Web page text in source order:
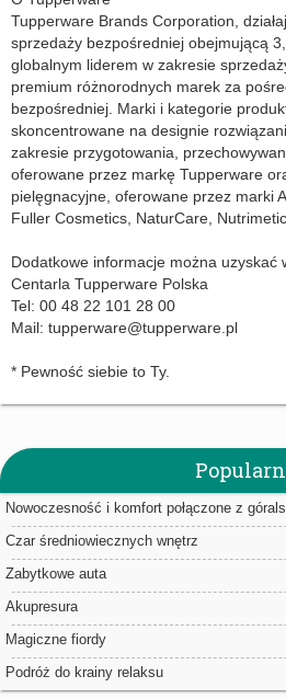
Tupperware Brands Corporation,
sprzedaży bezpośredniej obejmującą
globalnym liderem w zakresie
premium różnorodnych marek za
bezpośredniej. Marki i kategorie
skoncentrowane na designie
zakresie przygotowania,
oferowane przez markę Tupperware
pielęgnacyjne, oferowane przez marki
Fuller Cosmetics, NaturCare,
Dodatkowe informacje można uzyskać
Centarla Tupperware Polska
Tel: 00 48 22 101 28 00
Mail: tupperware@tupperware.pl
* Pewność siebie to Ty.
Nowoczesność i komfort połączone z
Czar średniowiecznych wnętrz
Zabytkowe auta
Akupresura
Magiczne fiordy
Podróż do krainy relaksu